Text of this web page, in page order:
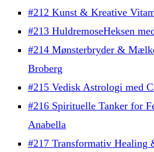
#212 Kunst & Kreative
#213 HuldremoseHeksen
#214 Mønsterbryder &
Broberg
#215 Vedisk Astrologi med
#216 Spirituelle Tanker for
Anabella
#217 Transformativ